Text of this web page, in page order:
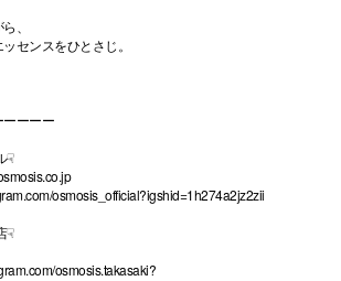
、
センスをひとさじ。
ーーーー
☟
osmosis_official?igshid=1h274a2jz2zii
☟
osmosis.takasaki?